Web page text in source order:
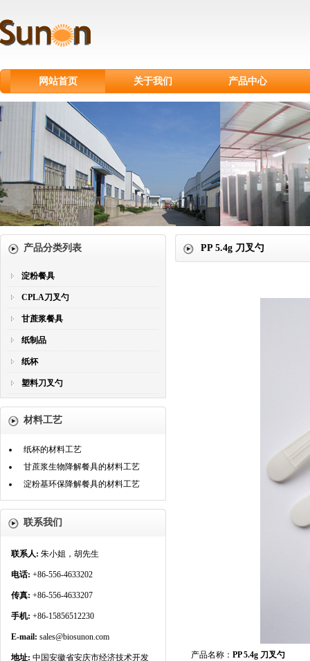
网站首页 关于我们 产品中心
淀粉餐具
CPLA刀叉勺
甘蔗浆餐具
纸制品
纸杯
塑料刀叉勺
产品分类列表
淀粉餐具
CPLA刀叉勺
甘蔗浆餐具
纸制品
纸杯
塑料刀叉勺
材料工艺
纸杯的材料工艺
甘蔗浆生物降解餐具的材料工艺
淀粉基环保降解餐具的材料工艺
联系我们
联系人: 朱小姐，胡先生
电话: +86-556-4633202
传真: +86-556-4633207
手机: +86-15856512230
E-mail: sales@biosunon.com
地址: 中国安徽省安庆市经济技术开发
PP 5.4g 刀叉勺
产品名称：PP 5.4g 刀叉勺